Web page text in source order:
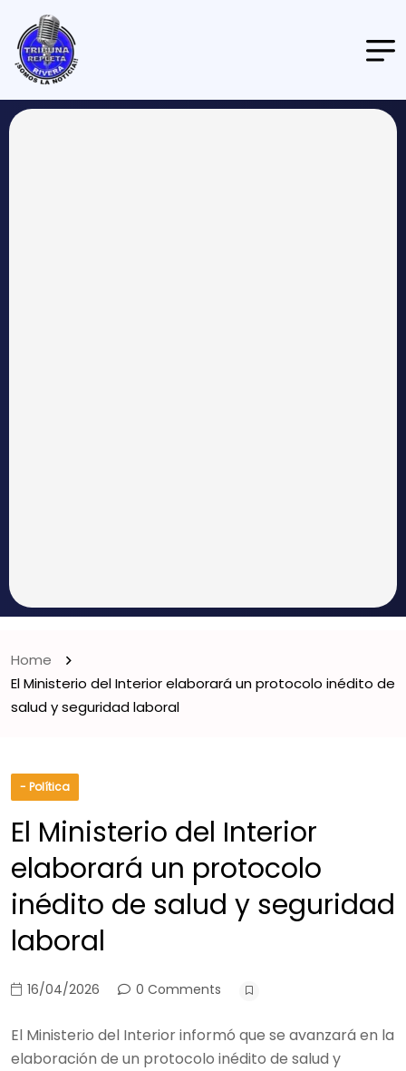
Home
El Ministerio del Interior elaborará un protocolo inédito de
salud y seguridad laboral
- Política
El Ministerio del Interior
elaborará un protocolo
inédito de salud y seguridad
laboral
16/04/2026 0 Comments
El Ministerio del Interior informó que se avanzará en la
elaboración de un protocolo inédito de salud y